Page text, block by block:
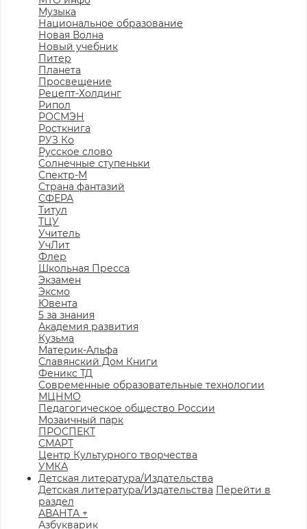
Музыка
Национальное образование
Новая Волна
Новый учебник
Питер
Планета
Просвещение
Рецепт-Холдинг
Рипол
РОСМЭН
Росткнига
РУЗ Ко
Русское слово
Солнечные ступеньки
Спектр-М
Страна фантазий
СФЕРА
Титул
ТЦУ
Учитель
УчЛит
Флер
Школьная Пресса
Экзамен
Эксмо
Ювента
5 за знания
Академия развития
Кузьма
Материк-Альфа
Славянский Дом Книги
Феникс ТД
Современные образовательные технологии
МЦНМО
Педагогическое общество России
Мозаичный парк
ПРОСПЕКТ
СМАРТ
Центр Культурного творчества
УМКА
Детская литература/Издательства
Детская литература/Издательства Перейти в
раздел
АВАНТА +
Азбукварик